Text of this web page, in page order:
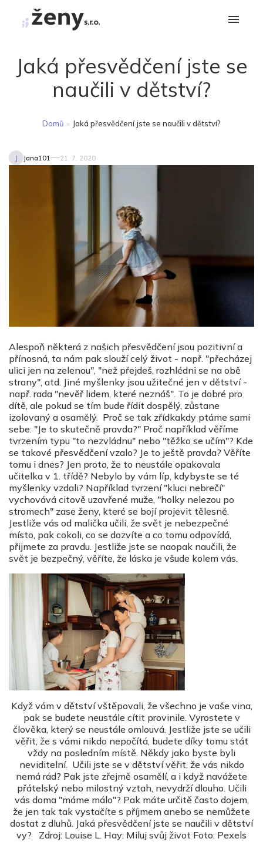
Jaká přesvědčení jste se
naučili v dětství?
Domů » Jaká přesvědčení jste se naučili v dětství?
J Jana101 21. 7. 2020
Alespoň některá z našich přesvědčení jsou pozitivní a
přínosná, ta nám pak slouží celý život - např. "přecházej
ulici jen na zelenou", "než přejdeš, rozhlédni se na obě
strany", atd. Jiné myšlenky jsou užitečné jen v dětství -
např. rada "nevěř lidem, které neznáš". To je dobré pro
dítě, ale pokud se tím bude řídit dospělý, zůstane
izolovaný a osamělý. Proč se tak zřídkakdy ptáme sami
sebe: "Je to skutečně pravda?" Proč například věříme
tvrzením typu "to nezvládnu" nebo "těžko se učím"? Kde
se takové přesvědčení vzalo? Je to ještě pravda? Věříte
tomu i dnes? Jen proto, že to neustále opakovala
učitelka v 1. třídě? Nebylo by vám líp, kdybyste se té
myšlenky vzdali? Například tvrzení "kluci nebrečí"
vychovává citově uzavřené muže, "holky nelezou po
stromech" zase ženy, které se bojí projevit tělesně.
Jestliže vás od malička učili, že svět je nebezpečné
místo, pak cokoli, co se dozvíte a co tomu odpovídá,
přijmete za pravdu. Jestliže jste se naopak naučili, že
svět je bezpečný, věříte, že láska je všude kolem vás.
Když vám v dětství vštěpovali, že všechno je vaše vina,
pak se budete neustále cítit provinile. Vyrostete v
člověka, který se neustále omlouvá. Jestliže jste se učili
věřit, že s vámi nikdo nepočítá, budete díky tomu stát
vždy na posledním místě. Někdy jako byste byli
neviditelní. Učili jste se v dětství věřit, že vás nikdo
nemá rád? Pak jste zřejmě osamělí, a i když navážete
přátelský nebo milostný vztah, nevydrží dlouho. Učili
vás doma "máme málo"? Pak máte určitě často dojem,
že jen tak tak vystačíte s příjmem anebo se nemůžete
dostat z dluhů. Jaká přesvědčení jste se naučili v dětství
vy? Zdroj: Louise L. Hay: Miluj svůj život Foto: Pexels